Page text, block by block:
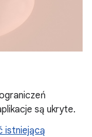
są ukryte.
istniejącą